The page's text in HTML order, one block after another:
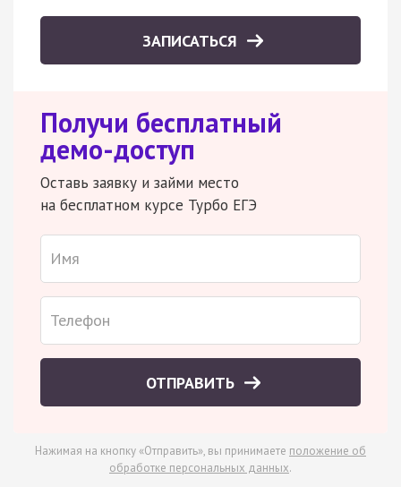
ЗАПИСАТЬСЯ
Получи бесплатный
демо-доступ
Оставь заявку и займи место
на бесплатном курсе Турбо ЕГЭ
ОТПРАВИТЬ
Нажимая на кнопку «Отправить», вы принимаете положение об
обработке персональных данных.